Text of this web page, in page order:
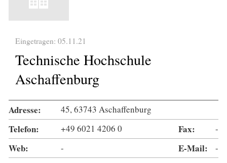
Eingetragen: 05.11.21
Technische Hochschule
Aschaffenburg
Adresse: 45, 63743 Aschaffenburg
Telefon: +49 6021 4206 0 Fax: -
Web: - E-Mail: -